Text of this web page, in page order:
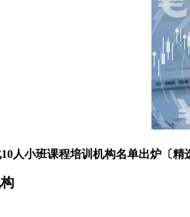
人小班课程培训机构名单出炉〔精